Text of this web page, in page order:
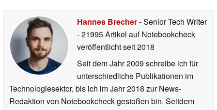
Hannes Brecher- Senior Tech Writer
- 21995 Artikel auf Notebookcheck
veröffentlichtseit 2018
Seit dem Jahr 2009 schreibe ich für
unterschiedliche Publikationen im
Technologiesektor, bis ich im Jahr 2018 zur News-
Redaktion von Notebookcheck gestoßen bin. Seitdem